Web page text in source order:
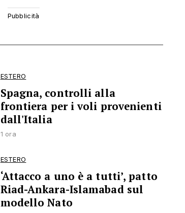
ESTERO
Spagna, controlli alla
frontiera per i voli provenienti
dall'Italia
1 ora
ESTERO
‘Attacco a uno è a tutti’, patto
Riad-Ankara-Islamabad sul
modello Nato